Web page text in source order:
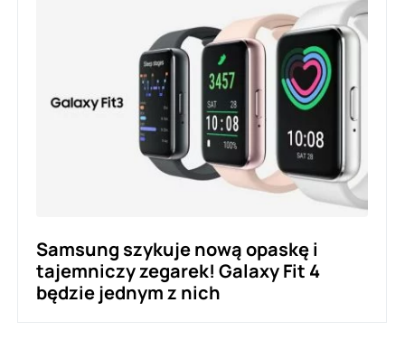
Samsung szykuje nową opaskę i
tajemniczy zegarek! Galaxy Fit 4
będzie jednym z nich